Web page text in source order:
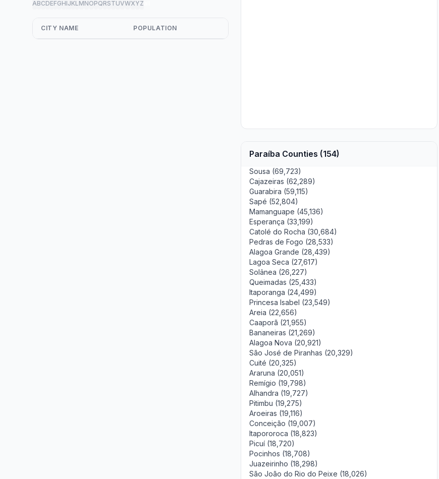
ABCDEFGHIJKLMNOPQRSTUVWXYZ
CITY NAME POPULATION
Paraíba Counties (154)
Sousa (69,723)
Cajazeiras (62,289)
Guarabira (59,115)
Sapé (52,804)
Mamanguape (45,136)
Esperança (33,199)
Catolé do Rocha (30,684)
Pedras de Fogo (28,533)
Alagoa Grande (28,439)
Lagoa Seca (27,617)
Solânea (26,227)
Queimadas (25,433)
Itaporanga (24,499)
Princesa Isabel (23,549)
Areia (22,656)
Caaporã (21,955)
Bananeiras (21,269)
Alagoa Nova (20,921)
São José de Piranhas (20,329)
Cuité (20,325)
Araruna (20,051)
Remígio (19,798)
Alhandra (19,727)
Pitimbu (19,275)
Aroeiras (19,116)
Conceição (19,007)
Itapororoca (18,823)
Picuí (18,720)
Pocinhos (18,708)
Juazeirinho (18,298)
São João do Rio do Peixe (18,026)